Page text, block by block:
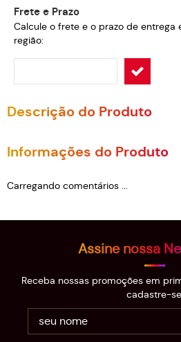
Frete e Prazo
Calcule o frete e o prazo de entrega
região:
Descrição do Produto
Informações do Produto
Carregando comentários ...
Assine nossa
Receba nossas promoções em
cadastre-